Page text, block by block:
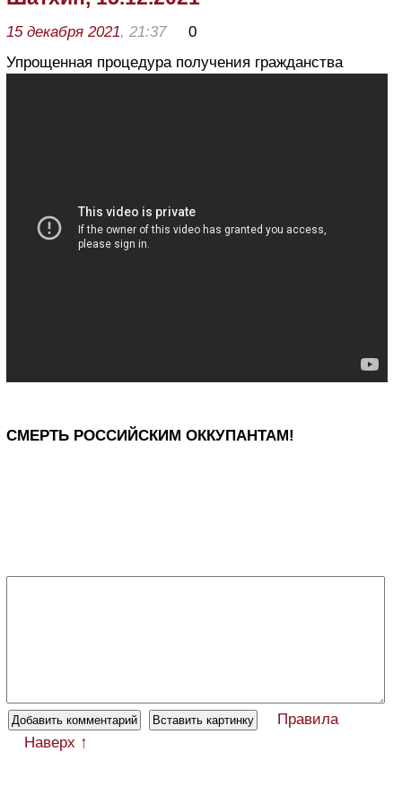
15 декабря 2021, 21:37
0
Упрощенная процедура получения гражданства
СМЕРТЬ РОССИЙСКИМ ОККУПАНТАМ!
Правила
Наверх ↑